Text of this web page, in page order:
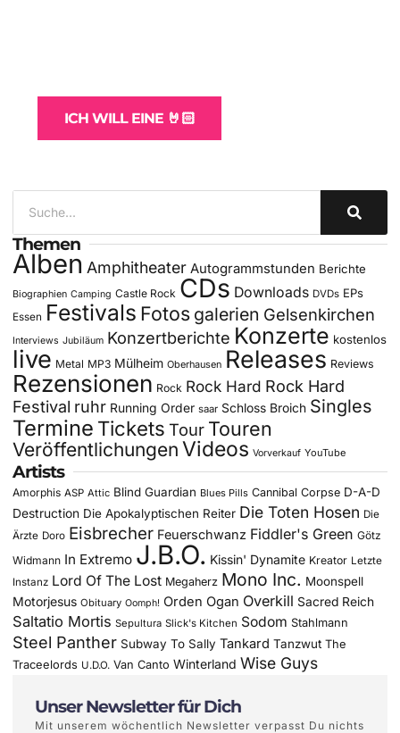
ICH WILL EINE 🤘🏻
Themen
Alben Amphitheater Autogrammstunden Berichte
Biographien Camping Castle Rock CDs Downloads DVDs EPs
Essen Festivals Fotos galerien Gelsenkirchen
Interviews Jubiläum Konzertberichte Konzerte kostenlos
live Metal MP3 Mülheim Oberhausen Releases Reviews
Rezensionen Rock Rock Hard Rock Hard
Festival ruhr Running Order saar Schloss Broich Singles
Termine Tickets Tour Touren
Veröffentlichungen Videos Vorverkauf YouTube
Artists
Amorphis ASP Attic Blind Guardian Blues Pills Cannibal Corpse D-A-D
Destruction Die Apokalyptischen Reiter Die Toten Hosen Die
Ärzte Doro Eisbrecher Feuerschwanz Fiddler's Green Götz
Widmann In Extremo J.B.O. Kissin' Dynamite Kreator Letzte
Instanz Lord Of The Lost Megaherz Mono Inc. Moonspell
Motorjesus Obituary Oomph! Orden Ogan Overkill Sacred Reich
Saltatio Mortis Sepultura Slick's Kitchen Sodom Stahlmann
Steel Panther Subway To Sally Tankard Tanzwut The
Traceelords U.D.O. Van Canto Winterland Wise Guys
Unser Newsletter für Dich
Mit unserem wöchentlich Newsletter verpasst Du nichts